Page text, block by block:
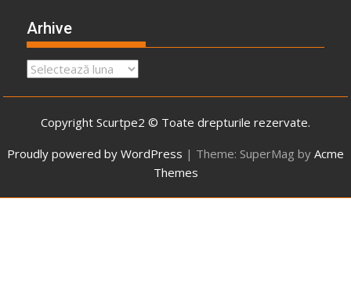
Arhive
Arhive
Copyright Scurtpe2 © Toate drepturile rezervate.
Proudly powered by WordPress | Theme: SuperMag by Acme
Themes